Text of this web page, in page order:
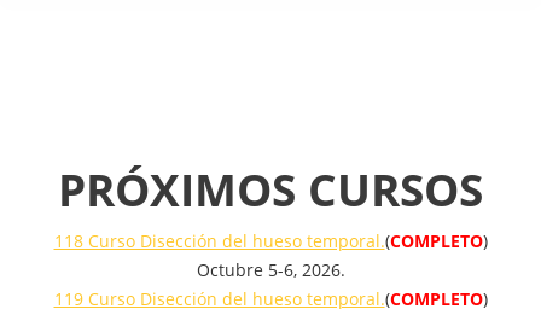
PRÓXIMOS CURSOS
118 Curso Disección del hueso temporal.(COMPLETO)
Octubre 5-6, 2026.
119 Curso Disección del hueso temporal.(COMPLETO)